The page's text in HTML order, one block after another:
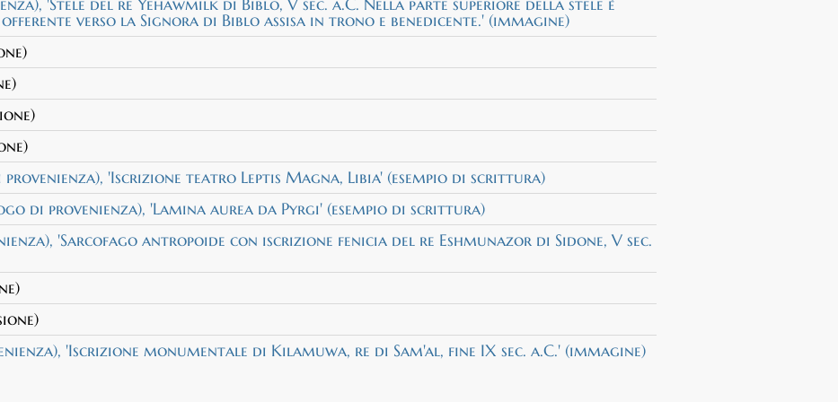
verso la Signora di Biblo assisa in trono e benedicente.' (immagine)
'Iscrizione teatro Leptis Magna, Libia' (esempio di scrittura)
di provenienza), 'Lamina aurea da Pyrgi' (esempio di scrittura)
'Sarcofago antropoide con iscrizione fenicia del re Eshmunazor di Sidone, V sec.
'Iscrizione monumentale di Kilamuwa, re di Sam'al, fine IX sec. a.C.' (immagine)